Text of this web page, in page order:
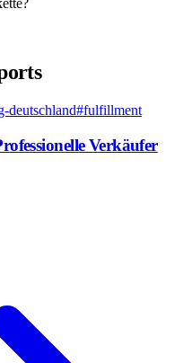
deutschland#fulfillment
Verkäufer